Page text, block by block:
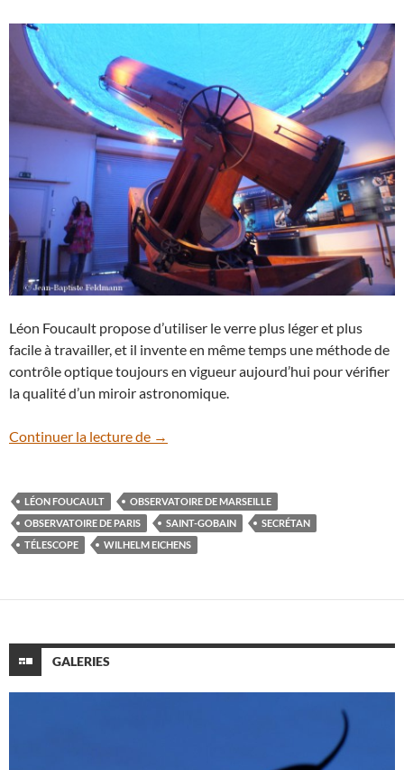
Léon Foucault propose d’utiliser le verre plus léger et plus
facile à travailler, et il invente en même temps une méthode de
contrôle optique toujours en vigueur aujourd’hui pour vérifier
la qualité d’un miroir astronomique.
Continuer la lecture de Le télescope de Foucault à
→
LÉON FOUCAULT
OBSERVATOIRE DE MARSEILLE
OBSERVATOIRE DE PARIS
SAINT-GOBAIN
SECRÉTAN
TÉLESCOPE
WILHELM EICHENS
GALERIES